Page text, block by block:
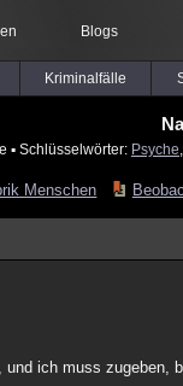
Blogs
Kriminalfälle
▪ Schlüsselwörter: Psyche
Menschen
und ich muss zugeben,